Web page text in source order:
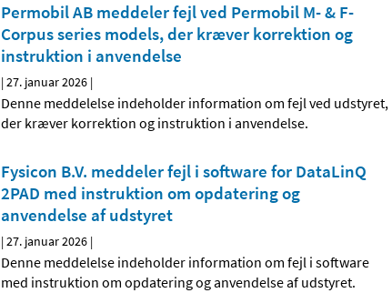
Permobil AB meddeler fejl ved Permobil M- & F-
Corpus series models, der kræver korrektion og
instruktion i anvendelse
|27. januar 2026 |
Denne meddelelse indeholder information om fejl ved udstyret,
der kræver korrektion og instruktion i anvendelse.
Fysicon B.V. meddeler fejl i software for DataLinQ
2PAD med instruktion om opdatering og
anvendelse af udstyret
|27. januar 2026 |
Denne meddelelse indeholder information om fejl i software
med instruktion om opdatering og anvendelse af udstyret.